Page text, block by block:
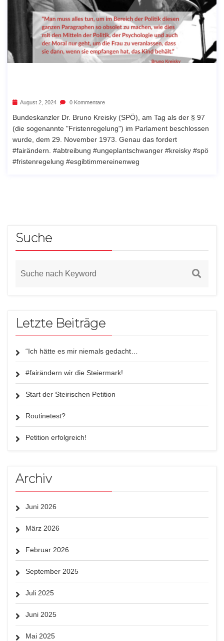
August 2, 2024 0 Kommentare
Bundeskanzler Dr. Bruno Kreisky (SPÖ), am Tag als der § 97
(die sogenannte "Fristenregelung") im Parlament beschlossen
wurde, dem 29. November 1973. Genau das fordert
#fairändern. #abtreibung #ungeplantschwanger #kreisky #spö
#fristenregelung #esgibtimmereinenweg
Suche
Letzte Beiträge
“Ich hätte es mir niemals gedacht…
#fairändern wir die Steiermark!
Start der Steirischen Petition
Routinetest?
Petition erfolgreich!
Archiv
Juni 2026
März 2026
Februar 2026
September 2025
Juli 2025
Juni 2025
Mai 2025